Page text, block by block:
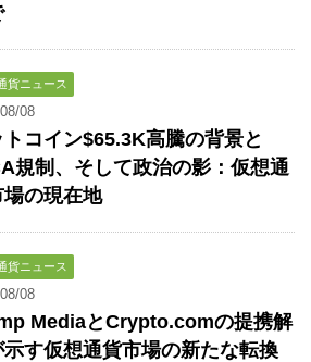
貨ニュース
08
トコイン$65.3K高騰の背景と
規制、そして政治の影：仮想通
場の現在地
貨ニュース
08
MediaとCrypto.comの提携解
示す仮想通貨市場の新たな転換